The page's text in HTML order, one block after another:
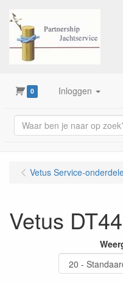
0 Inloggen
Vetus Service-
Vetus